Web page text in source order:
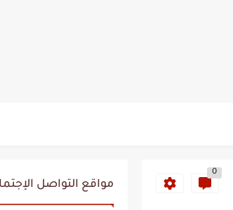
0
مواقع التواصل